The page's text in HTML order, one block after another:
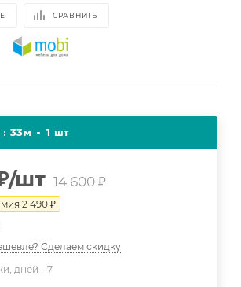
СРАВНИТЬ
33м 1 шт
/шт 14 600₽
2 490 ₽
Сделаем скидку
дней - 7